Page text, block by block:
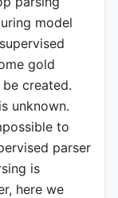
model
gold
created.
unknown.
to
parser
is
here we